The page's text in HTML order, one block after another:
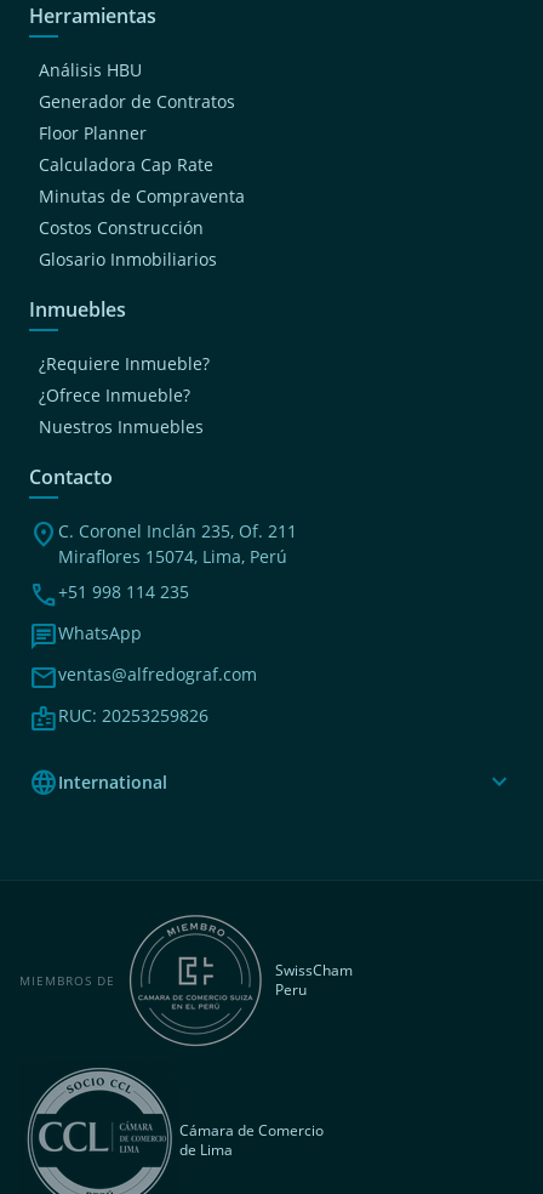
Herramientas
Análisis HBU
Generador de Contratos
Floor Planner
Calculadora Cap Rate
Minutas de Compraventa
Costos Construcción
Glosario Inmobiliarios
Inmuebles
¿Requiere Inmueble?
¿Ofrece Inmueble?
Nuestros Inmuebles
Contacto
location_on C. Coronel Inclán 235, Of. 211
Miraflores 15074, Lima, Perú
phone+51 998 114 235
chatWhatsApp
mailventas@alfredograf.com
badgeRUC: 20253259826
languageInternational expand_more
MIEMBROS DE
SwissCham
Peru
Cámara de Comercio
de Lima